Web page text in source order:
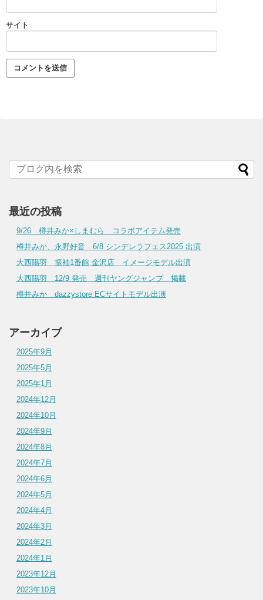
サイト
最近の投稿
9/26 樽井みか×しまむら コラボアイテム発売
樽井みか、永野好音 6/8 シンデレラフェス2025 出演
大西陽羽 振袖1番館 金沢店 イメージモデル出演
大西陽羽 12/9 発売 週刊ヤングジャンプ 掲載
樽井みか dazzystore ECサイトモデル出演
アーカイブ
2025年9月
2025年5月
2025年1月
2024年12月
2024年10月
2024年9月
2024年8月
2024年7月
2024年6月
2024年5月
2024年4月
2024年3月
2024年2月
2024年1月
2023年12月
2023年10月